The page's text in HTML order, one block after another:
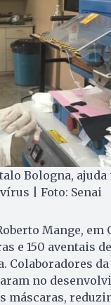
Bologna, ajuda
| Foto: Senai
Mange,
e 150 aventais
Colaboradores
no
máscaras,